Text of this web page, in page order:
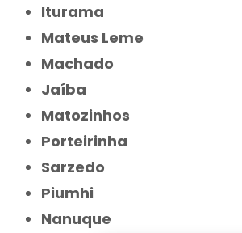
Iturama
Mateus Leme
Machado
Jaíba
Matozinhos
Porteirinha
Sarzedo
Piumhi
Nanuque